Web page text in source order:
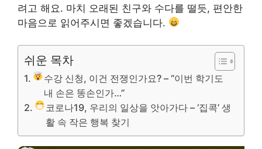
려고 해요. 마치 오래된 친구와 수다를 떨듯, 편안한
마음으로 읽어주시면 좋겠습니다.
쉬운 목차
수강 신청, 이건 전쟁인가요? – “이번 학기도
내 손은 똥손인가…”
코로나19, 우리의 일상을 앗아가다 – ‘집콕’ 생
활 속 작은 행복 찾기